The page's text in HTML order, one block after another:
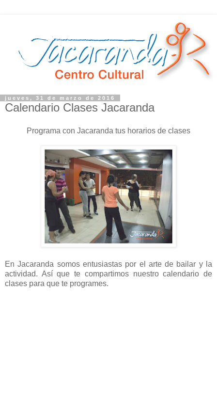
jueves, 31 de marzo de 2016
Calendario Clases Jacaranda
Programa con Jacaranda tus horarios de clases
En Jacaranda somosentusiastas por el arte de bailar y la
actividad. Así que te compartimos nuestro calendario de
clases para que te programes.